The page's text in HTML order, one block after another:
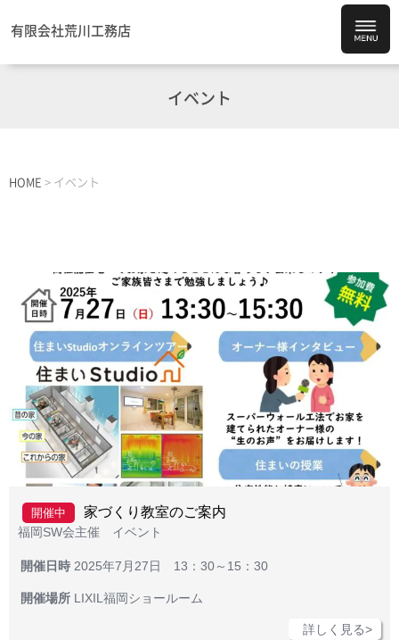
有限会社荒川工務店
イベント
HOME > イベント
開催中 家づくり教室のご案内
福岡SW会主催 イベント
開催日時 2025年7月27日 13：30～15：30
開催場所 LIXIL福岡ショールーム
詳しく見る>